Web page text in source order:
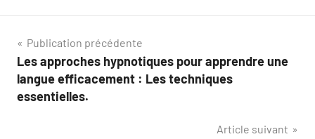
Navigation
de
l’article
Publication précédente
Les approches hypnotiques pour apprendre une
langue efficacement : Les techniques
essentielles.
Article suivant